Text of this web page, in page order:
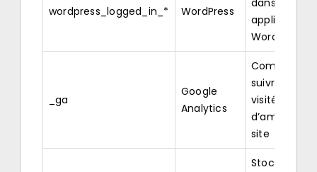
wordpress_logged_in_* WordPress
dans les
applications
WordPress
_ga
Google
Analytics
Compter et
suivre les
visitées afin
d’améliorer
site
Stocker des